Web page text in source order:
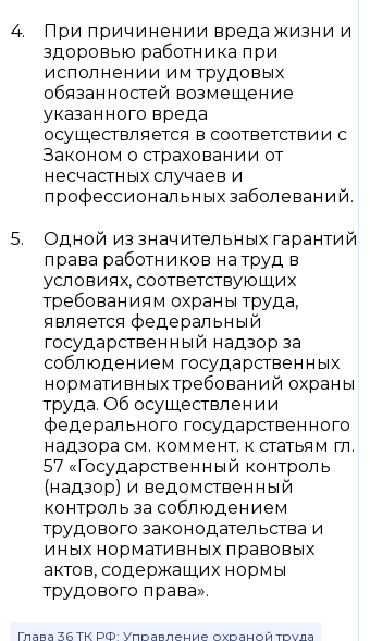
При причинении вреда жизни и
здоровью работника при
исполнении им трудовых
обязанностей возмещение
указанного вреда
осуществляется в соответствии с
Законом о страховании от
несчастных случаев и
профессиональных заболеваний.
Одной из значительных гарантий
права работников на труд в
условиях, соответствующих
требованиям охраны труда,
является федеральный
государственный надзор за
соблюдением государственных
нормативных требований охраны
труда. Об осуществлении
федерального государственного
надзора см. коммент. к статьям гл.
57 «Государственный контроль
(надзор) и ведомственный
контроль за соблюдением
трудового законодательства и
иных нормативных правовых
актов, содержащих нормы
трудового права».
Глава 36 ТК РФ: Управление охраной труда